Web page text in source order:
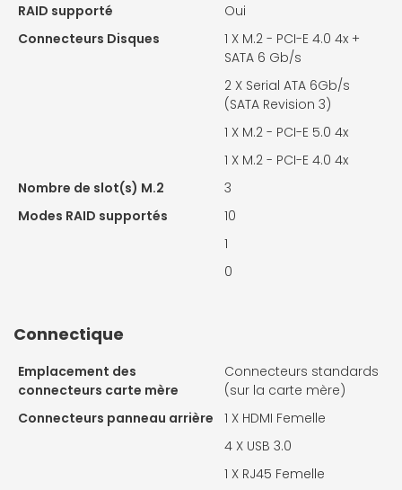
RAID supporté
Oui
Connecteurs Disques
1 X M.2 - PCI-E 4.0 4x +
SATA 6 Gb/s
2 X Serial ATA 6Gb/s
(SATA Revision 3)
1 X M.2 - PCI-E 5.0 4x
1 X M.2 - PCI-E 4.0 4x
Nombre de slot(s) M.2
3
Modes RAID supportés
10
1
0
Connectique
Emplacement des
connecteurs carte mère
Connecteurs standards
(sur la carte mère)
Connecteurs panneau arrière
1 X HDMI Femelle
4 X USB 3.0
1 X RJ45 Femelle